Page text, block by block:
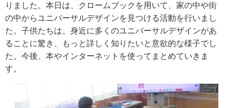
りました。本日は、クロームブックを用いて、家の中や街
の中からユニバーサルデザインを見つける活動を行いまし
た。子供たちは、身近に多くのユニバーサルデザインがあ
ることに驚き、もっと詳しく知りたいと意欲的な様子でし
た。今後、本やインターネットを使ってまとめていきま
す。